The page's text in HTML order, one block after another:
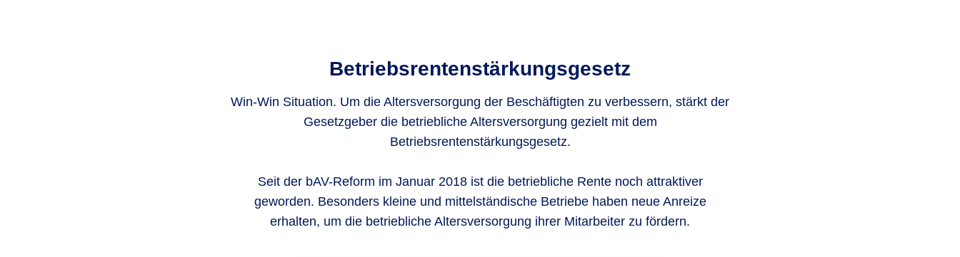
Betriebsrenten­stärkungsgesetz
Win-Win Situation. Um die Altersversorgung der Beschäftigten zu verbessern, stärkt der
Gesetzgeber die betriebliche Altersversorgung gezielt mit dem
Betriebsrentenstärkungsgesetz.
Seit der bAV-Reform im Januar 2018 ist die betriebliche Rente noch attraktiver
geworden. Besonders kleine und mittelständische Betriebe haben neue Anreize
erhalten, um die betriebliche Altersversorgung ihrer Mitarbeiter zu fördern.